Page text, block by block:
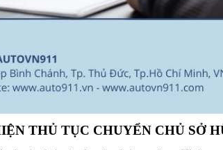
THỦ TỤC CHUYỂN CHỦ SỞ